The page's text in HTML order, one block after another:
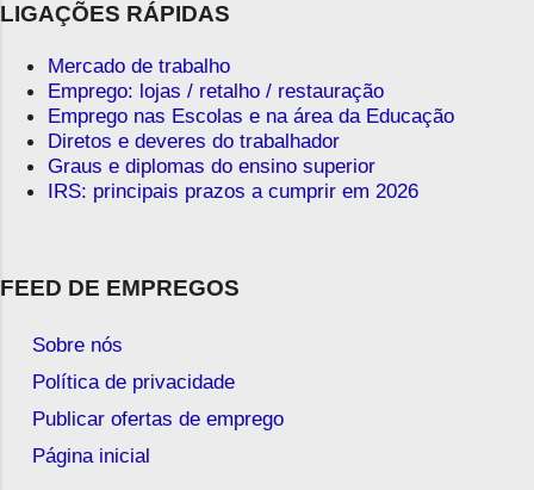
LIGAÇÕES RÁPIDAS
Mercado de trabalho
Emprego: lojas / retalho / restauração
Emprego nas Escolas e na área da Educação
Diretos e deveres do trabalhador
Graus e diplomas do ensino superior
IRS: principais prazos a cumprir em 2026
FEED DE EMPREGOS
Sobre nós
Política de privacidade
Publicar ofertas de emprego
Página inicial